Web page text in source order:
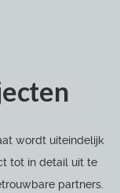
wordt uiteindelijk
tot in detail uit te
partners.